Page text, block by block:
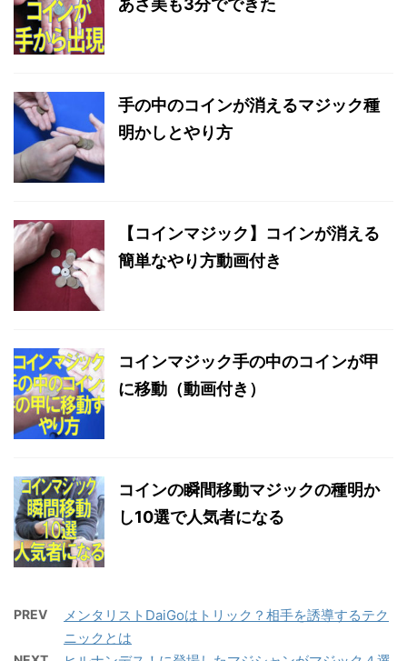
あさ美も3分でできた
手の中のコインが消えるマジック種
明かしとやり方
【コインマジック】コインが消える
簡単なやり方動画付き
コインマジック手の中のコインが甲
に移動（動画付き）
コインの瞬間移動マジックの種明か
し10選で人気者になる
PREV
メンタリストDaiGoはトリック？相手を誘導するテク
ニックとは